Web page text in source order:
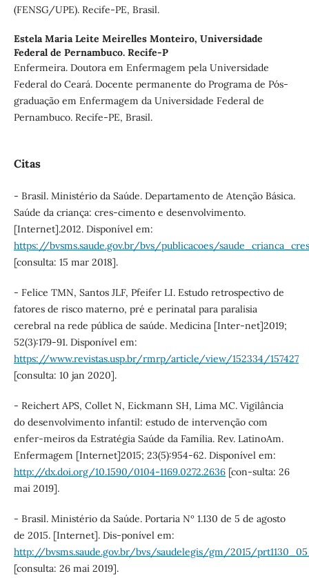
(FENSG/UPE). Recife-PE, Brasil.
Estela Maria Leite Meirelles Monteiro, Universidade
Federal de Pernambuco. Recife-P
Enfermeira. Doutora em Enfermagem pela Universidade
Federal do Ceará. Docente permanente do Programa de Pós-
graduação em Enfermagem da Universidade Federal de
Pernambuco. Recife-PE, Brasil.
Citas
- Brasil. Ministério da Saúde. Departamento de Atenção Básica.
Saúde da criança: cres-cimento e desenvolvimento.
[Internet].2012. Disponível em:
https://bvsms.saude.gov.br/bvs/publicacoes/
[consulta: 15 mar 2018].
- Felice TMN, Santos JLF, Pfeifer LI. Estudo retrospectivo de
fatores de risco materno, pré e perinatal para paralisia
cerebral na rede pública de saúde. Medicina [Inter-net]2019;
52(3):179-91. Disponível em:
https://www.revistas.usp.br/rmrp/article/view/152334/157427
[consulta: 10 jan 2020].
- Reichert APS, Collet N, Eickmann SH, Lima MC. Vigilância
do desenvolvimento infantil: estudo de intervenção com
enfer-meiros da Estratégia Saúde da Família. Rev. LatinoAm.
Enfermagem [Internet]2015; 23(5):954-62. Disponível em:
http://dx.doi.org/10.1590/0104-1169.0272.2636[con-sulta: 26
mai 2019].
- Brasil. Ministério da Saúde. Portaria Nº 1.130 de 5 de agosto
de 2015. [Internet]. Dis-ponível em:
http://bvsms.saude.gov.br/bvs/saudelegis/gm/2015/
[consulta: 26 mai 2019].